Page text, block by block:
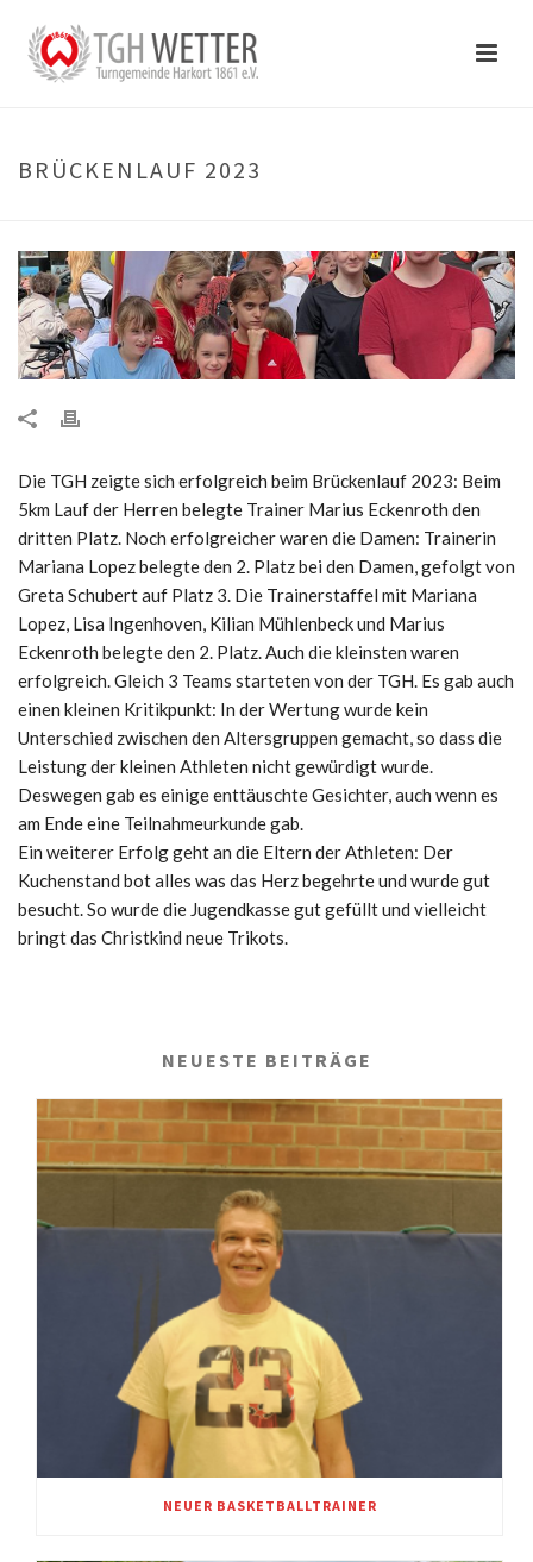
BRÜCKENLAUF 2023
Die TGH zeigte sich erfolgreich beim Brückenlauf 2023: Beim
5km Lauf der Herren belegte Trainer Marius Eckenroth den
dritten Platz. Noch erfolgreicher waren die Damen: Trainerin
Mariana Lopez belegte den 2. Platz bei den Damen, gefolgt von
Greta Schubert auf Platz 3. Die Trainerstaffel mit Mariana
Lopez, Lisa Ingenhoven, Kilian Mühlenbeck und Marius
Eckenroth belegte den 2. Platz. Auch die kleinsten waren
erfolgreich. Gleich 3 Teams starteten von der TGH. Es gab auch
einen kleinen Kritikpunkt: In der Wertung wurde kein
Unterschied zwischen den Altersgruppen gemacht, so dass die
Leistung der kleinen Athleten nicht gewürdigt wurde.
Deswegen gab es einige enttäuschte Gesichter, auch wenn es
am Ende eine Teilnahmeurkunde gab.
Ein weiterer Erfolg geht an die Eltern der Athleten: Der
Kuchenstand bot alles was das Herz begehrte und wurde gut
besucht. So wurde die Jugendkasse gut gefüllt und vielleicht
bringt das Christkind neue Trikots.
NEUESTE BEITRÄGE
NEUER BASKETBALLTRAINER